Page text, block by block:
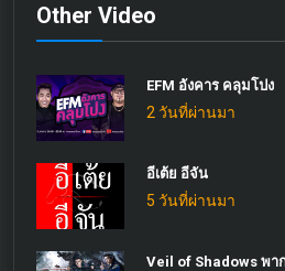
Other Video
EFM อังคาร คลุมโปง
2 วันที่ผ่านมา
อีเต้ย อีจัน
5 วันที่ผ่านมา
Veil of Shadows พา